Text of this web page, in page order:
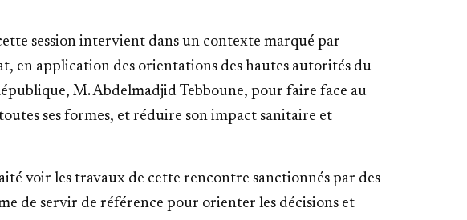
session intervient dans un contexte marqué par
en application des orientations des hautes autorités du
M. Abdelmadjid Tebboune, pour faire face au
ses formes, et réduire son impact sanitaire et
voir les travaux de cette rencontre sanctionnés par des
de servir de référence pour orienter les décisions et